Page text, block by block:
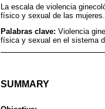
La escala de violencia
físico y sexual de las mujeres.
Palabras clave: Violencia
física y sexual en el sistema
SUMMARY